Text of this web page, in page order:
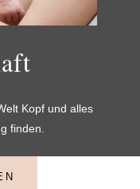
Kopf und alles
finden.